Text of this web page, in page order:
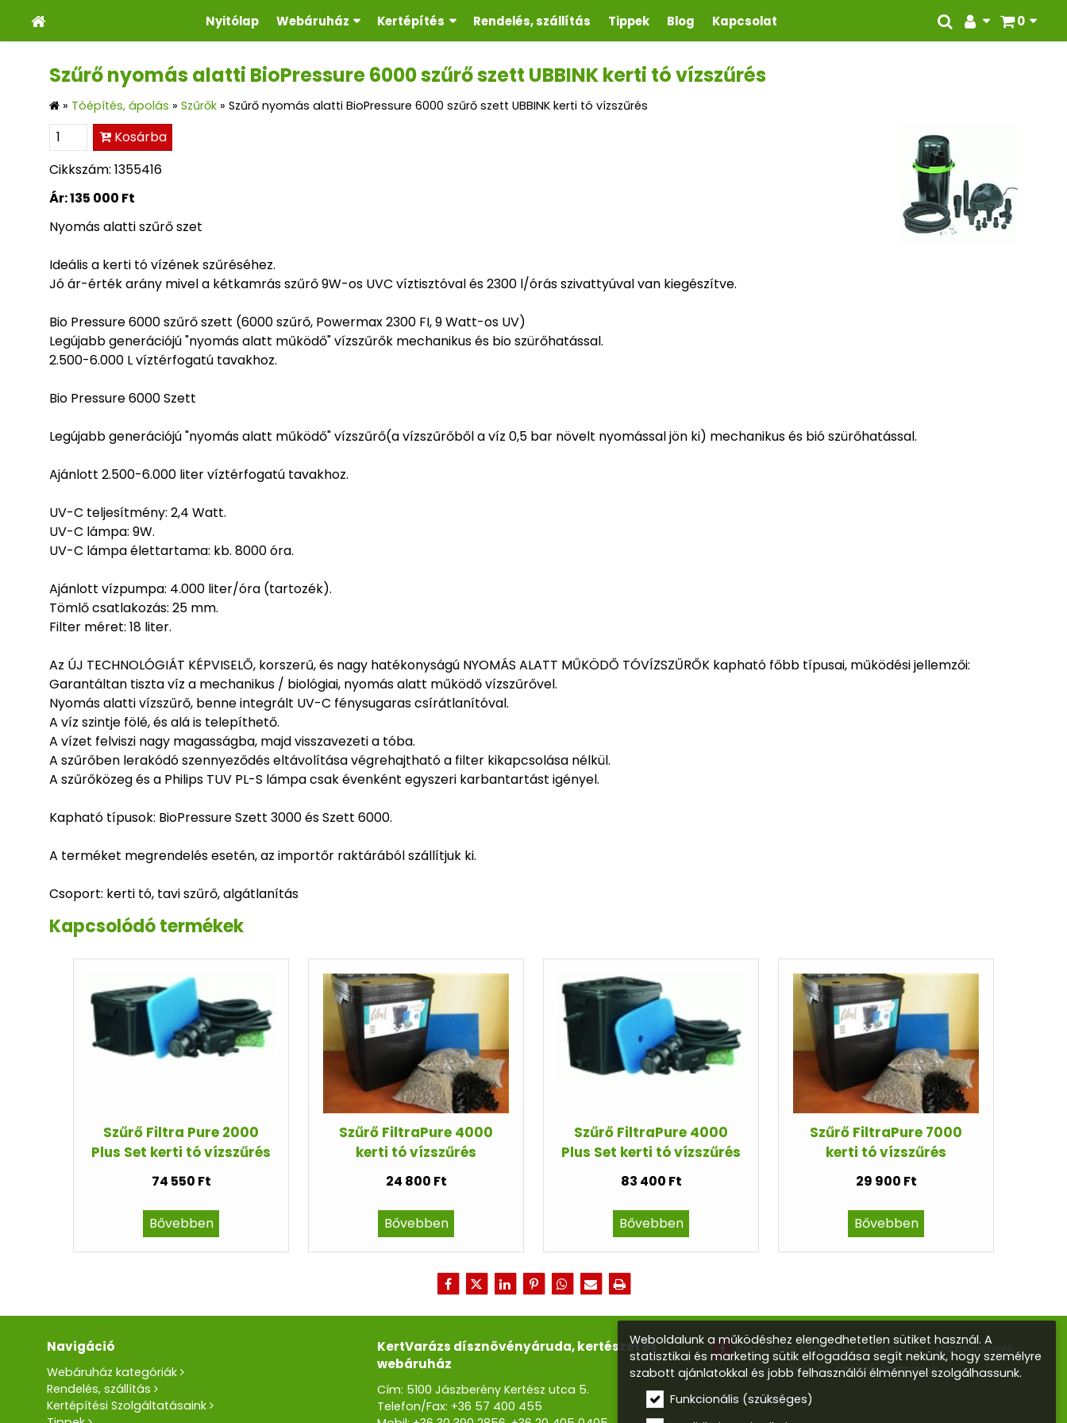
0
Nyitólap Webáruház Kertépítés Rendelés, szállítás Tippek Blog Kapcsolat
Szűrő nyomás alatti BioPressure 6000 szűrő szett UBBINK kerti tó vízszűrés
» Tóépítés, ápolás » Szűrők » Szűrő nyomás alatti BioPressure 6000 szűrő szett UBBINK kerti tó vízszűrés
Kosárba
Cikkszám: 1355416
Ár:135 000 Ft
Nyomás alatti szűrő szet
Ideális a kerti tó vízének szűréséhez.
Jó ár-érték arány mivel a kétkamrás szűrő 9W-os UVC víztisztóval és 2300 l/órás szivattyúval van kiegészítve.
Bio Pressure 6000 szűrő szett (6000 szűrő, Powermax 2300 FI, 9 Watt-os UV)
Legújabb generációjú "nyomás alatt működő" vízszűrők mechanikus és bio szürőhatással.
2.500-6.000 L víztérfogatú tavakhoz.
Bio Pressure 6000 Szett
Legújabb generációjú "nyomás alatt működő" vízszűrő(a vízszűrőből a víz 0,5 bar növelt nyomással jön ki) mechanikus és bió szürőhatással.
Ajánlott 2.500-6.000 liter víztérfogatú tavakhoz.
UV-C teljesítmény: 2,4 Watt.
UV-C lámpa: 9W.
UV-C lámpa élettartama: kb. 8000 óra.
Ajánlott vízpumpa: 4.000 liter/óra (tartozék).
Tömlő csatlakozás: 25 mm.
Filter méret: 18 liter.
Az ÚJ TECHNOLÓGIÁT KÉPVISELŐ, korszerű, és nagy hatékonyságú NYOMÁS ALATT MŰKÖDŐ TÓVÍZSZŰRŐK kapható főbb típusai, működési jellemzői:
Garantáltan tiszta víz a mechanikus / biológiai, nyomás alatt működő vízszűrővel.
Nyomás alatti vízszűrő, benne integrált UV-C fénysugaras csírátlanítóval.
A víz szintje fölé, és alá is telepíthető.
A vízet felviszi nagy magasságba, majd visszavezeti a tóba.
A szűrőben lerakódó szennyeződés eltávolítása végrehajtható a filter kikapcsolása nélkül.
A szűrőközeg és a Philips TUV PL-S lámpa csak évenként egyszeri karbantartást igényel.
Kapható típusok: BioPressure Szett 3000 és Szett 6000.
A terméket megrendelés esetén, az importőr raktárából szállítjuk ki.
Csoport: kerti tó, tavi szűrő, algátlanítás
Kapcsolódó termékek
Szűrő Filtra Pure 2000
Plus Set kerti tó vízszűrés
74 550 Ft
Bővebben
Szűrő FiltraPure 4000
kerti tó vízszűrés
24 800 Ft
Bővebben
Szűrő FiltraPure 4000
Plus Set kerti tó vízszűrés
83 400 Ft
Bővebben
Szűrő FiltraPure 7000
kerti tó vízszűrés
29 900 Ft
Bővebben
Navigáció
Webáruház kategóriák
Rendelés, szállítás
Kertépítési Szolgáltatásaink
KertVarázs dísznövényáruda, kertészet és
webáruház
Cím: 5100 Jászberény Kertész utca 5.
Telefon/Fax: +36 57 400 455
Kertvarázs Kertészeti webáruház - dísznövények,
kerti tó, öntözőrendszerek
Weboldalunk a működéshez elengedhetetlen sütiket használ. A
statisztikai és marketing sütik elfogadása segít nekünk, hogy személyre
szabott ajánlatokkal és jobb felhasználói élménnyel szolgálhassunk.
Funkcionális (szükséges)